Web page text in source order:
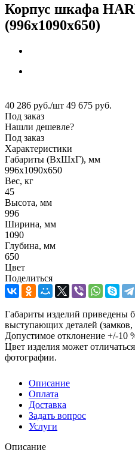
Корпус шкафа
(996x1090x650)
40 286 руб./шт 49 675 руб.
Под заказ
Нашли дешевле?
Под заказ
Характеристики
Габариты (ВxШxГ), мм
996x1090x650
Вес, кг
45
Высота, мм
996
Ширина, мм
1090
Глубина, мм
650
Цвет
Поделиться
Габариты изделий приведены
выступающих деталей (замков,
Допустимое отклонение +/-10
Цвет изделия может
фотографии.
Описание
Оплата
Доставка
Задать вопрос
Услуги
Описание